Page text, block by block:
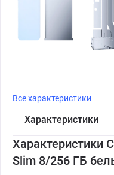
Все характеристики
Характеристики
Характеристики
Slim 8/256 ГБ